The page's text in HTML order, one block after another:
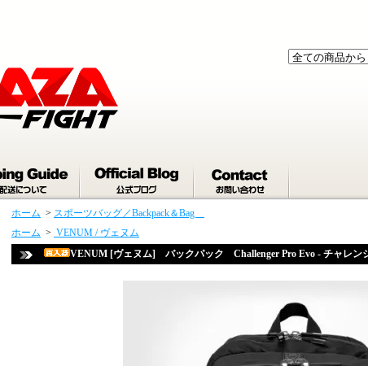
ホーム > スポーツバッグ／Backpack＆Bag
ホーム > VENUM / ヴェヌム
VENUM [ヴェヌム] バックパック Challenger Pro Evo - チャレン